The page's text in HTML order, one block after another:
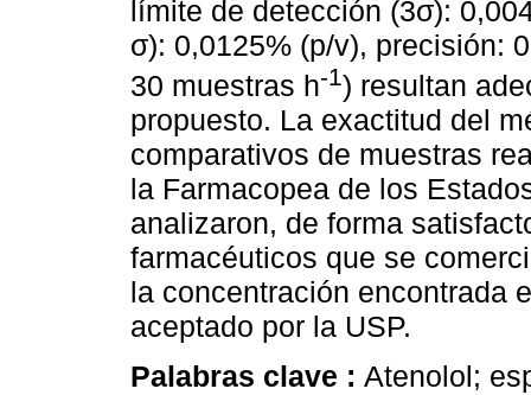
límite de detección (3σ):
σ): 0,0125% (p/v), precisión:
30 muestras h-1) resultan
propuesto. La exactitud del
comparativos de muestras
la Farmacopea de los
analizaron, de forma
farmacéuticos que se
la concentración encontrada
aceptado por la USP.
Palabras clave : Atenolol;